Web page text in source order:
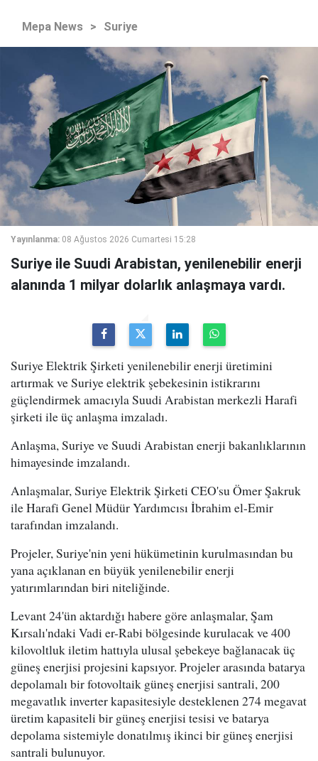
Mepa News > Suriye
Yayınlanma: 08 Ağustos 2026 Cumartesi 15:28
Suriye ile Suudi Arabistan, yenilenebilir enerji
alanında 1 milyar dolarlık anlaşmaya vardı.
Suriye Elektrik Şirketi yenilenebilir enerji üretimini
artırmak ve Suriye elektrik şebekesinin istikrarını
güçlendirmek amacıyla Suudi Arabistan merkezli Harafi
şirketi ile üç anlaşma imzaladı.
Anlaşma, Suriye ve Suudi Arabistan enerji bakanlıklarının
himayesinde imzalandı.
Anlaşmalar, Suriye Elektrik Şirketi CEO'su Ömer Şakruk
ile Harafi Genel Müdür Yardımcısı İbrahim el-Emir
tarafından imzalandı.
Projeler, Suriye'nin yeni hükümetinin kurulmasından bu
yana açıklanan en büyük yenilenebilir enerji
yatırımlarından biri niteliğinde.
Levant 24'ün aktardığı habere göre anlaşmalar, Şam
Kırsalı'ndaki Vadi er-Rabi bölgesinde kurulacak ve 400
kilovoltluk iletim hattıyla ulusal şebekeye bağlanacak üç
güneş enerjisi projesini kapsıyor. Projeler arasında batarya
depolamalı bir fotovoltaik güneş enerjisi santrali, 200
megavatlık inverter kapasitesiyle desteklenen 274 megavat
üretim kapasiteli bir güneş enerjisi tesisi ve batarya
depolama sistemiyle donatılmış ikinci bir güneş enerjisi
santrali bulunuyor.